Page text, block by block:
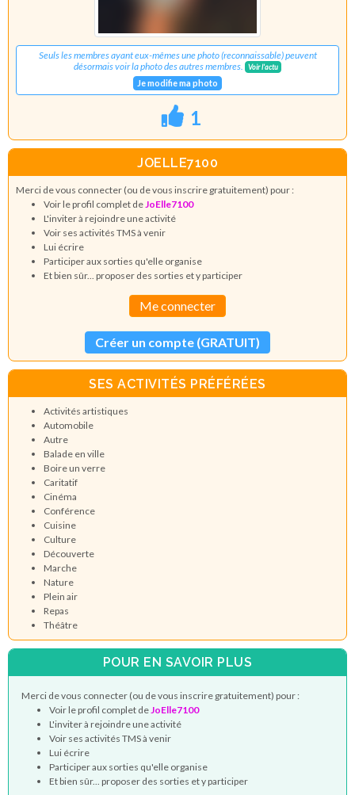
Seuls les membres ayant eux-mêmes une photo (reconnaissable) peuvent
désormais voir la photo des autres membres.
Voir l'actu
Je modifie ma photo
1
JOELLE7100
Merci de vous connecter (ou de vous inscrire gratuitement) pour :
Voir le profil complet deJoElle7100
L'inviter à rejoindre une activité
Voir ses activités TMS à venir
Lui écrire
Participer aux sorties qu'elle organise
Et bien sûr... proposer des sorties et y participer
Me connecter
Créer un compte (GRATUIT)
SES ACTIVITÉS PRÉFÉRÉES
Activités artistiques
Automobile
Autre
Balade en ville
Boire un verre
Caritatif
Cinéma
Conférence
Cuisine
Culture
Découverte
Marche
Nature
Plein air
Repas
Théâtre
POUR EN SAVOIR PLUS
Merci de vous connecter (ou de vous inscrire gratuitement) pour :
Voir le profil complet de JoElle7100
L'inviter à rejoindre une activité
Voir ses activités TMS à venir
Lui écrire
Participer aux sorties qu'elle organise
Et bien sûr... proposer des sorties et y participer